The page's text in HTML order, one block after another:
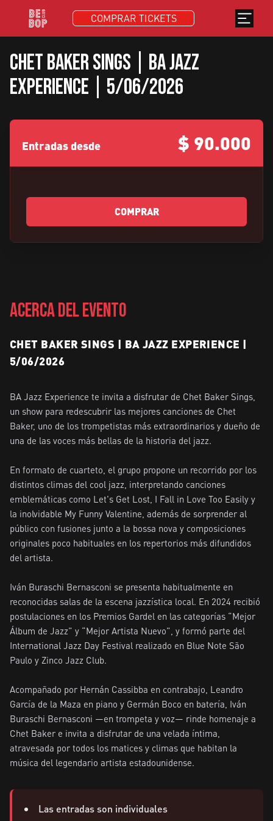
COMPRAR TICKETS
Chet Baker Sings | BA Jazz
Experience | 5/06/2026
Entradas desde $ 90.000
COMPRAR
ACERCA DEL EVENTO
CHET BAKER SINGS | BA JAZZ EXPERIENCE |
5/06/2026
BA Jazz Experience te invita a disfrutar de Chet Baker Sings,
un show para redescubrir las mejores canciones de Chet
Baker, uno de los trompetistas más extraordinarios y dueño de
una de las voces más bellas de la historia del jazz.
En formato de cuarteto, el grupo propone un recorrido por los
distintos climas del cool jazz, interpretando canciones
emblemáticas como Let's Get Lost, I Fall in Love Too Easily y
la inolvidable My Funny Valentine, además de sorprender al
público con fusiones junto a la bossa nova y composiciones
originales poco habituales en los repertorios más difundidos
del artista.
Iván Buraschi Bernasconi se presenta habitualmente en
reconocidas salas de la escena jazzística local. En 2024 recibió
postulaciones en los Premios Gardel en las categorías “Mejor
Álbum de Jazz” y “Mejor Artista Nuevo”, y formó parte del
International Jazz Day Festival realizado en Blue Note São
Paulo y Zinco Jazz Club.
Acompañado por Hernán Cassibba en contrabajo, Leandro
García de la Maza en piano y Germán Boco en batería, Iván
Buraschi Bernasconi —en trompeta y voz— rinde homenaje a
Chet Baker e invita a disfrutar de una velada íntima,
atravesada por todos los matices y climas que habitan la
música del legendario artista estadounidense.
Las entradas son individuales